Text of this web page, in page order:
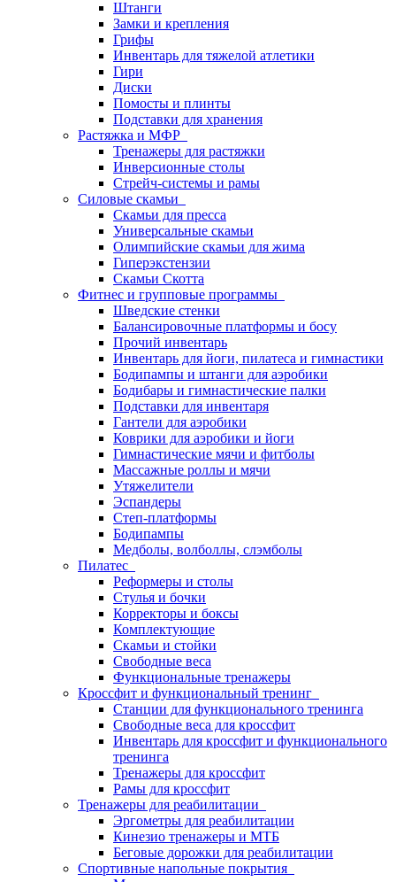
Штанги
Замки и крепления
Грифы
Инвентарь для тяжелой атлетики
Гири
Диски
Помосты и плинты
Подставки для хранения
Растяжка и МФР
Тренажеры для растяжки
Инверсионные столы
Стрейч-системы и рамы
Силовые скамьи
Скамьи для пресса
Универсальные скамьи
Олимпийские скамьи для жима
Гиперэкстензии
Скамьи Скотта
Фитнес и групповые программы
Шведские стенки
Балансировочные платформы и босу
Прочий инвентарь
Инвентарь для йоги, пилатеса и гимнастики
Бодипампы и штанги для аэробики
Бодибары и гимнастические палки
Подставки для инвентаря
Гантели для аэробики
Коврики для аэробики и йоги
Гимнастические мячи и фитболы
Массажные роллы и мячи
Утяжелители
Эспандеры
Степ-платформы
Бодипампы
Медболы, волболлы, слэмболы
Пилатес
Реформеры и столы
Стулья и бочки
Корректоры и боксы
Комплектующие
Скамьи и стойки
Свободные веса
Функциональные тренажеры
Кроссфит и функциональный тренинг
Станции для функционального тренинга
Свободные веса для кроссфит
Инвентарь для кроссфит и функционального
тренинга
Тренажеры для кроссфит
Рамы для кроссфит
Тренажеры для реабилитации
Эргометры для реабилитации
Кинезио тренажеры и МТБ
Беговые дорожки для реабилитации
Спортивные напольные покрытия